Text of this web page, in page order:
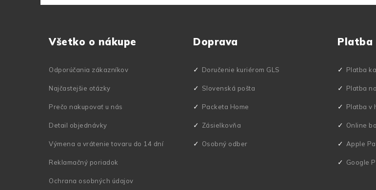
Všetko o nákupe
Odporúčania zákazníkov
Najčastejšie otázky
Prečo nakupovať u nás
Detail objednávky
Výmena a vrátenie tovaru do 14 dní
Reklamačný poriadok
Ochrana osobných údajov
Doprava
Doručenie kuriérom GLS
Slovenská pošta
Packeta Home
Zásielkovňa
Osobný odber
Platba
Platba
Platba
Platba v
Online
Apple
Google